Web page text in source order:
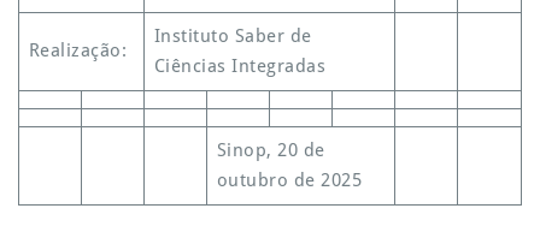
Realização:
Instituto Saber de
Ciências Integradas
Sinop, 20 de
outubro de 2025